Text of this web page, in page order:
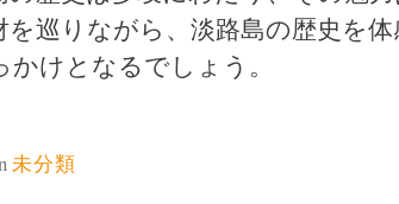
を巡りながら、淡路島の歴史を
かけとなるでしょう。
未分類